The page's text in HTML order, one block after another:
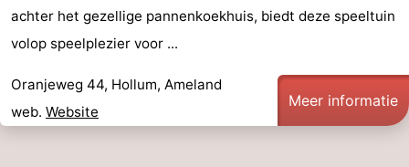
achter het gezellige pannenkoekhuis, biedt deze speeltuin
volop speelplezier voor ...
Oranjeweg 44, Hollum, Ameland
web. Website
Meer informatie